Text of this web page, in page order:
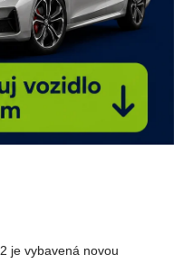
je vybavená novou